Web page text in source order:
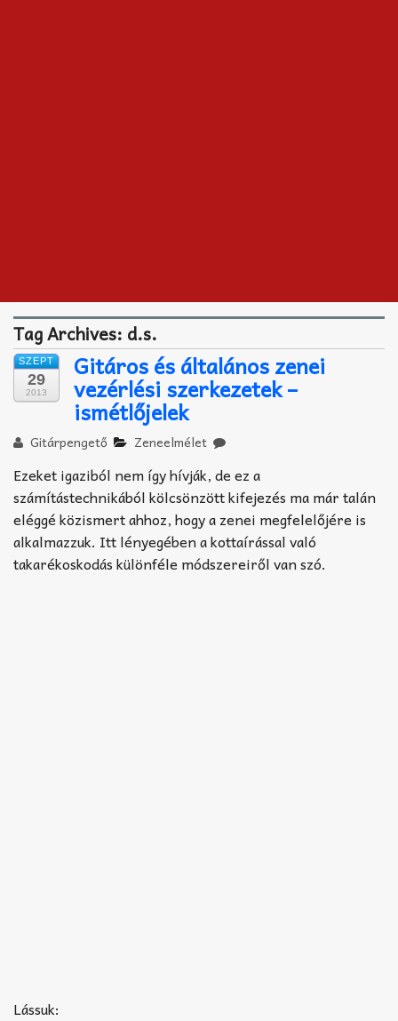
Tag Archives: d.s.
SZEPT
29
2013
Gitáros és általános zenei
vezérlési szerkezetek –
ismétlőjelek
Gitárpengető Zeneelmélet
Ezeket igaziból nem így hívják, de ez a
számítástechnikából kölcsönzött kifejezés ma már talán
eléggé közismert ahhoz, hogy a zenei megfelelőjére is
alkalmazzuk. Itt lényegében a kottaírással való
takarékoskodás különféle módszereiről van szó.
Lássuk: